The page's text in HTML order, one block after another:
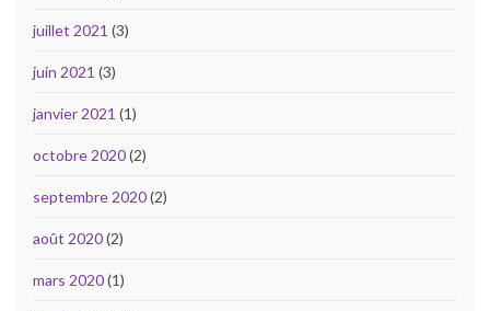
juillet 2021 (3)
juin 2021 (3)
janvier 2021 (1)
octobre 2020(2)
septembre 2020(2)
août 2020(2)
mars 2020(1)